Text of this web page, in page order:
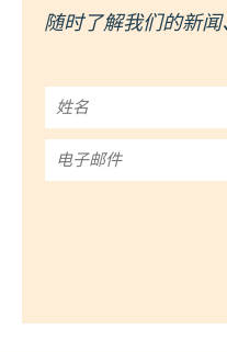
随时了解我们的新闻
名
*电
子